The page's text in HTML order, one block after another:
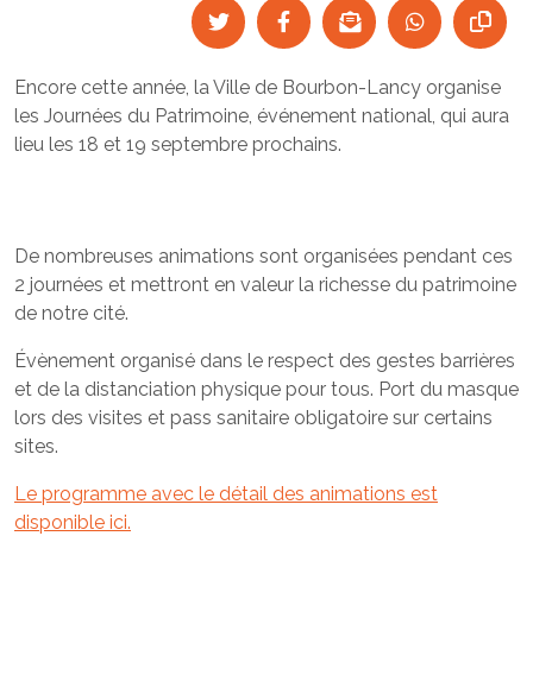
Encore cette année, la Ville de Bourbon-Lancy organise
les Journées du Patrimoine, événement national, qui aura
lieu les 18 et 19 septembre prochains.
De nombreuses animations sont organisées pendant ces
2 journées et mettront en valeur la richesse du patrimoine
de notre cité.
Évènement organisé dans le respect des gestes barrières
et de la distanciation physique pour tous. Port du masque
lors des visites et pass sanitaire obligatoire sur certains
sites.
Le programme avec le détail des animations est
disponible ici.